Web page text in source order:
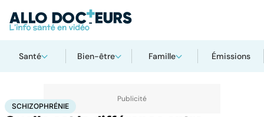
Santé Bien-être Famille Émissions
AccueilBien-êtrePsycho Schizophrénie
SCHIZOPHRÉNIE